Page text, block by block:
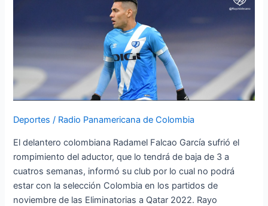
Deportes / Radio Panamericana de Colombia
El delantero colombiana Radamel Falcao García sufrió el
rompimiento del aductor, que lo tendrá de baja de 3 a
cuatros semanas, informó su club por lo cual no podrá
estar con la selección Colombia en los partidos de
noviembre de las Eliminatorias a Qatar 2022. Rayo
Colombia